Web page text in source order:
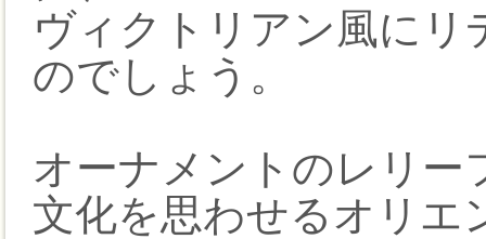
ヴィクトリアン風に
のでしょう。
オーナメントのレリー
文化を思わせるオリエ